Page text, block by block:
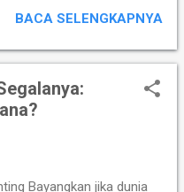
masyarakat Karo
luar biasa: mereka
pada penjajah, lalu
harga diri
nasional. Wakil
BACA SELENGKAPNYA
Bayangkan jika dunia